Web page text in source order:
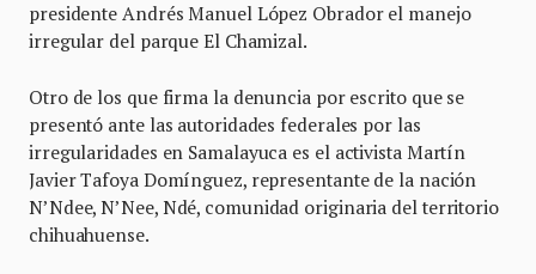
presidente Andrés Manuel López Obrador el manejo
irregular del parque El Chamizal.
Otro de los que firma la denuncia por escrito que se
presentó ante las autoridades federales por las
irregularidades en Samalayuca es el activista Martín
Javier Tafoya Domínguez, representante de la nación
N’Ndee, N’Nee, Ndé, comunidad originaria del territorio
chihuahuense.